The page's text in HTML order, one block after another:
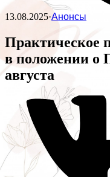
13.08.2025·Анонсы
Практическое
в положении
августа